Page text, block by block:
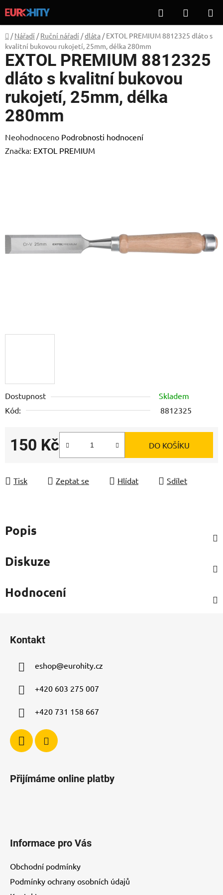
na
obsah
Hledat
KOŠÍK
Domů
/ Nářadí / Ruční nářadí /dláta / EXTOL PREMIUM 8812325 dláto s
kvalitní bukovou rukojetí, 25mm, délka 280mm
Dostupnost
Skladem
Kód:
8812325
150 Kč DO KOŠÍKU
Tisk Zeptat se Hlídat Sdílet
EXTOL PREMIUM 8812325
dláto s kvalitní bukovou
rukojetí, 25mm, délka
280mm
Průměrné
hodnocení
Neohodnoceno Podrobnosti hodnocení
Značka: EXTOL PREMIUM
Popis
Diskuze
Hodnocení
Kontakt
eshop@eurohity.cz
+420 603 275 007
+420 731 158 667
Přijímáme online platby
Informace pro Vás
Obchodní podmínky
Podmínky ochrany osobních údajů